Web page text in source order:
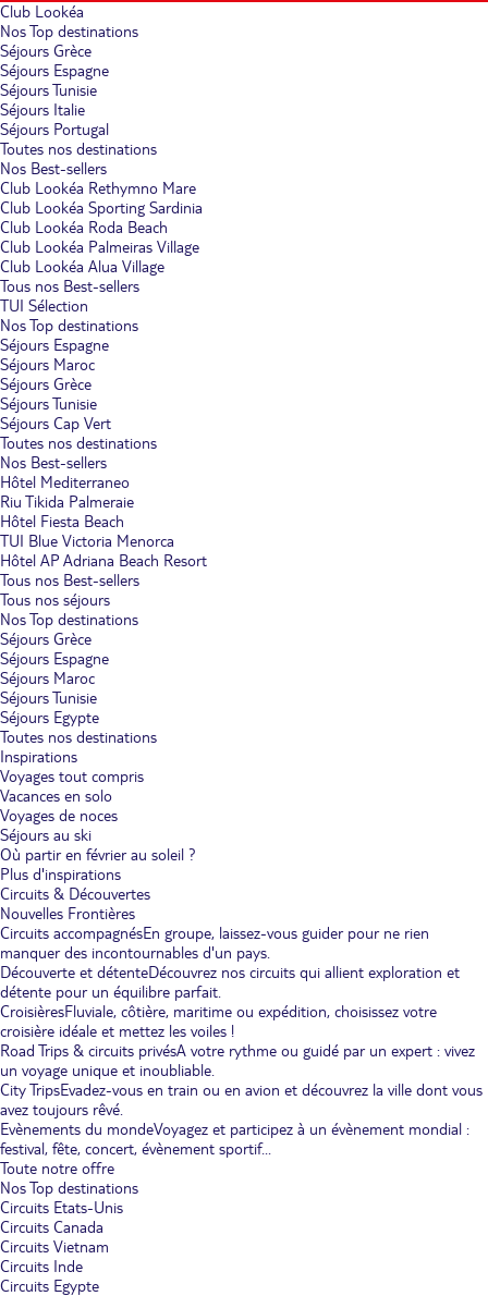
Club Lookéa
Nos Top destinations
Séjours Grèce
Séjours Espagne
Séjours Tunisie
Séjours Italie
Séjours Portugal
Toutes nos destinations
Nos Best-sellers
Club Lookéa Rethymno Mare
Club Lookéa Sporting Sardinia
Club Lookéa Roda Beach
Club Lookéa Palmeiras Village
Club Lookéa Alua Village
Tous nos Best-sellers
TUI Sélection
Nos Top destinations
Séjours Espagne
Séjours Maroc
Séjours Grèce
Séjours Tunisie
Séjours Cap Vert
Toutes nos destinations
Nos Best-sellers
Hôtel Mediterraneo
Riu Tikida Palmeraie
Hôtel Fiesta Beach
TUI Blue Victoria Menorca
Hôtel AP Adriana Beach Resort
Tous nos Best-sellers
Tous nos séjours
Nos Top destinations
Séjours Grèce
Séjours Espagne
Séjours Maroc
Séjours Tunisie
Séjours Egypte
Toutes nos destinations
Inspirations
Voyages tout compris
Vacances en solo
Voyages de noces
Séjours au ski
Où partir en février au soleil ?
Plus d'inspirations
Circuits & Découvertes
Nouvelles Frontières
Circuits accompagnésEn groupe, laissez-vous guider pour ne rien
manquer des incontournables d'un pays.
Découverte et détenteDécouvrez nos circuits qui allient exploration et
détente pour un équilibre parfait.
CroisièresFluviale, côtière, maritime ou expédition, choisissez votre
croisière idéale et mettez les voiles !
Road Trips & circuits privésA votre rythme ou guidé par un expert : vivez
un voyage unique et inoubliable.
City TripsEvadez-vous en train ou en avion et découvrez la ville dont vous
avez toujours rêvé.
Evènements du mondeVoyagez et participez à un évènement mondial :
festival, fête, concert, évènement sportif...
Toute notre offre
Nos Top destinations
Circuits Etats-Unis
Circuits Canada
Circuits Vietnam
Circuits Inde
Circuits Egypte